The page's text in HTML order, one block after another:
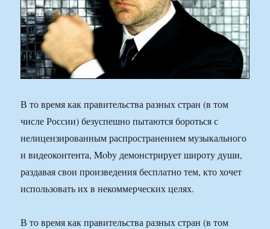
В то время как правительства разных стран (в том
числе России) безуспешно пытаются бороться с
нелицензированным распространением музыкального
и видеоконтента, Moby демонстрирует широту души,
раздавая свои произведения бесплатно тем, кто хочет
использовать их в некоммерческих целях.
В то время как правительства разных стран (в том